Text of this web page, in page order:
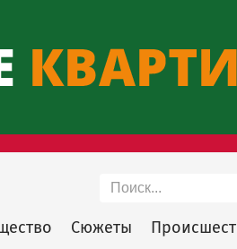
Поиск
Сюжеты